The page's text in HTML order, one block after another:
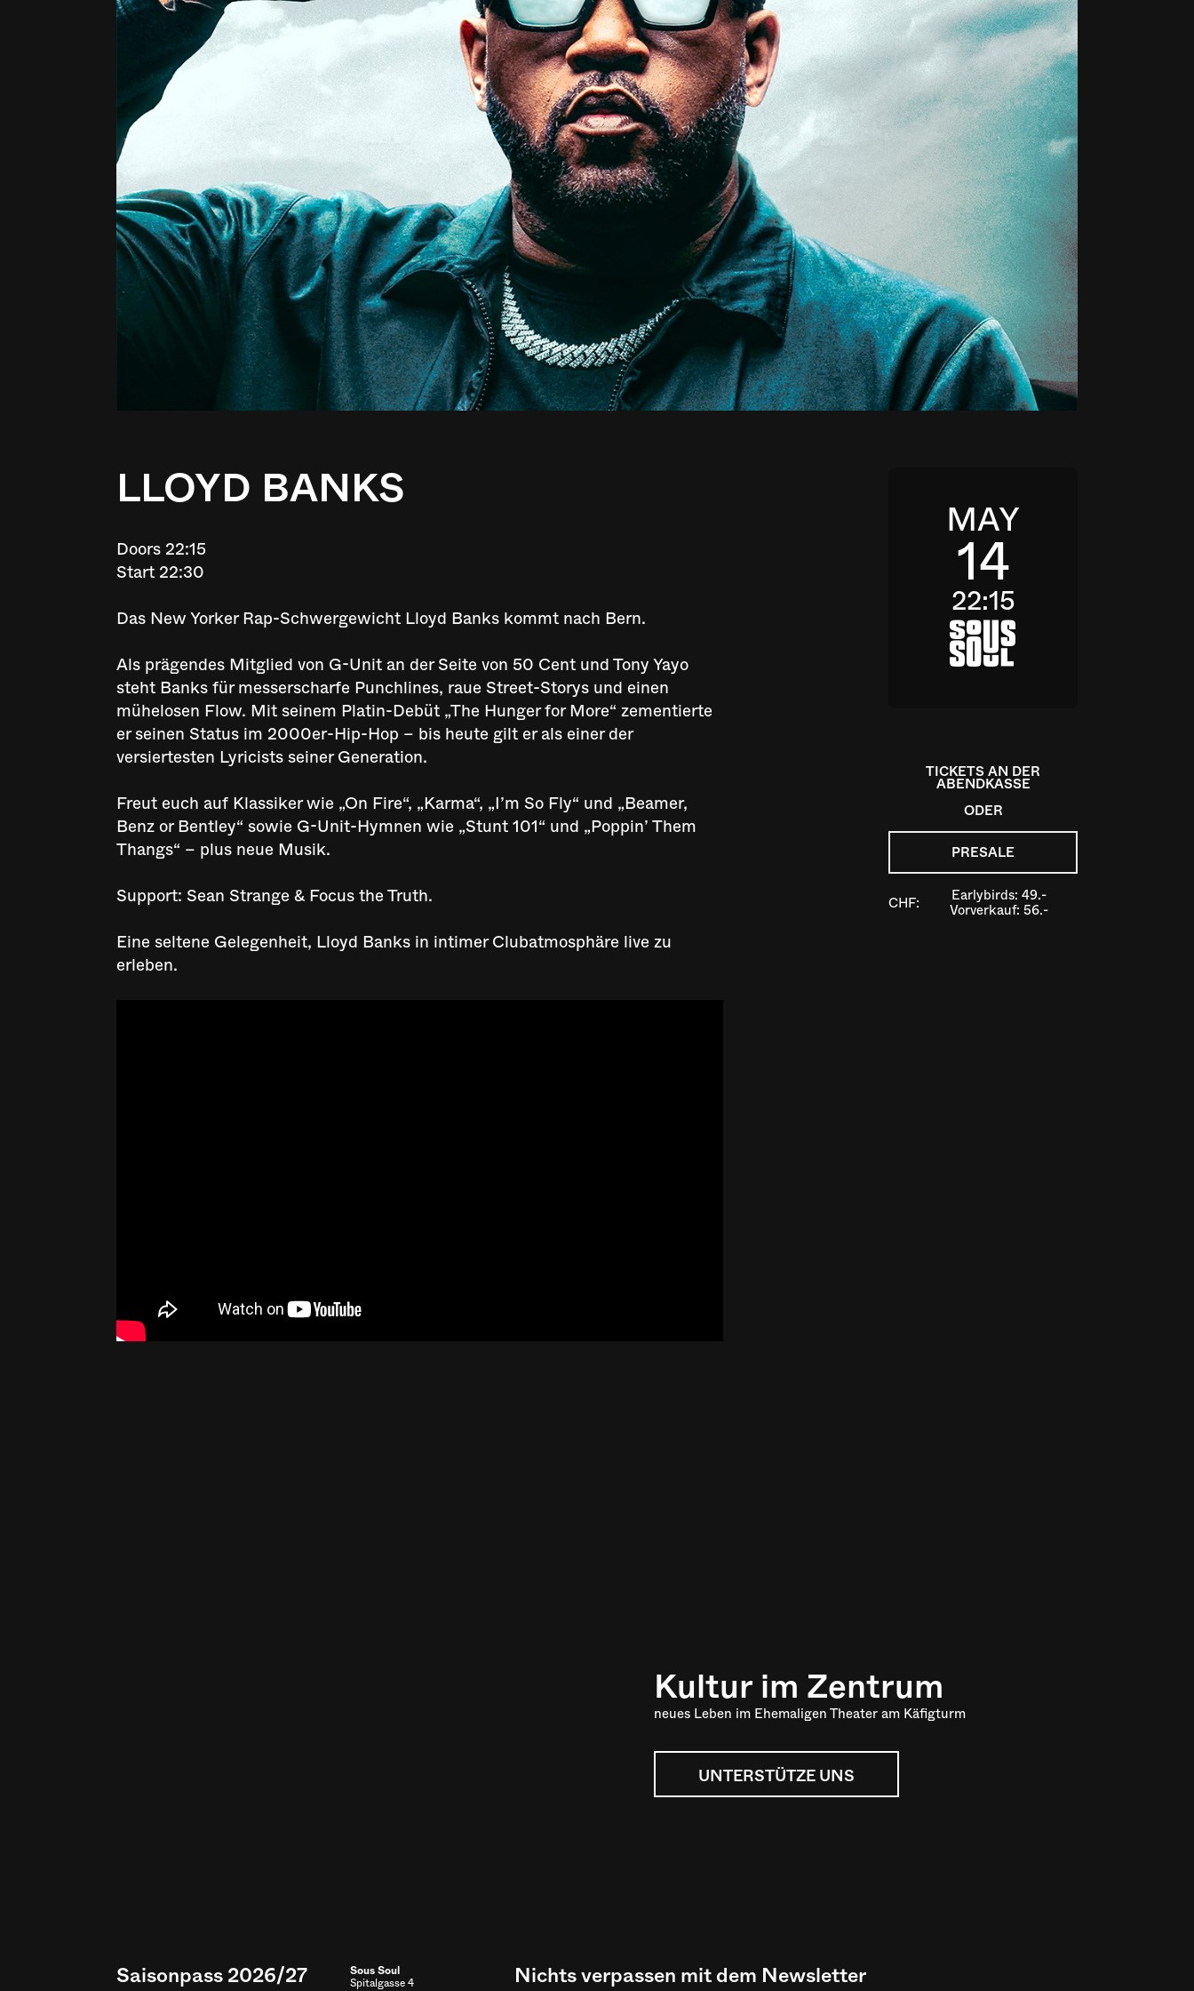
LLOYD BANKS
Doors 22:15
Start 22:30
Das New Yorker Rap-Schwergewicht Lloyd Banks kommt nach Bern.
Als prägendes Mitglied von G-Unit an der Seite von 50 Cent und Tony Yayo
steht Banks für messerscharfe Punchlines, raue Street-Storys und einen
mühelosen Flow. Mit seinem Platin-Debüt „The Hunger for More“ zementierte
er seinen Status im 2000er-Hip-Hop – bis heute gilt er als einer der
versiertesten Lyricists seiner Generation.
Freut euch auf Klassiker wie „On Fire“, „Karma“, „I’m So Fly“ und „Beamer,
Benz or Bentley“ sowie G-Unit-Hymnen wie „Stunt 101“ und „Poppin’ Them
Thangs“ – plus neue Musik.
Support: Sean Strange & Focus the Truth.
Eine seltene Gelegenheit, Lloyd Banks in intimer Clubatmosphäre live zu
erleben.
MAY
14
22:15
a
TICKETS AN DER
ABENDKASSE
ODER
PRESALE
CHF: Earlybirds: 49.-
Vorverkauf: 56.-
Kultur im Zentrum
neues Leben im Ehemaligen Theater am Käfigturm
UNTERSTÜTZE UNS
Saisonpass 2026/27 Sous Soul
Spitalgasse 4 Nichts verpassen mit dem Newsletter